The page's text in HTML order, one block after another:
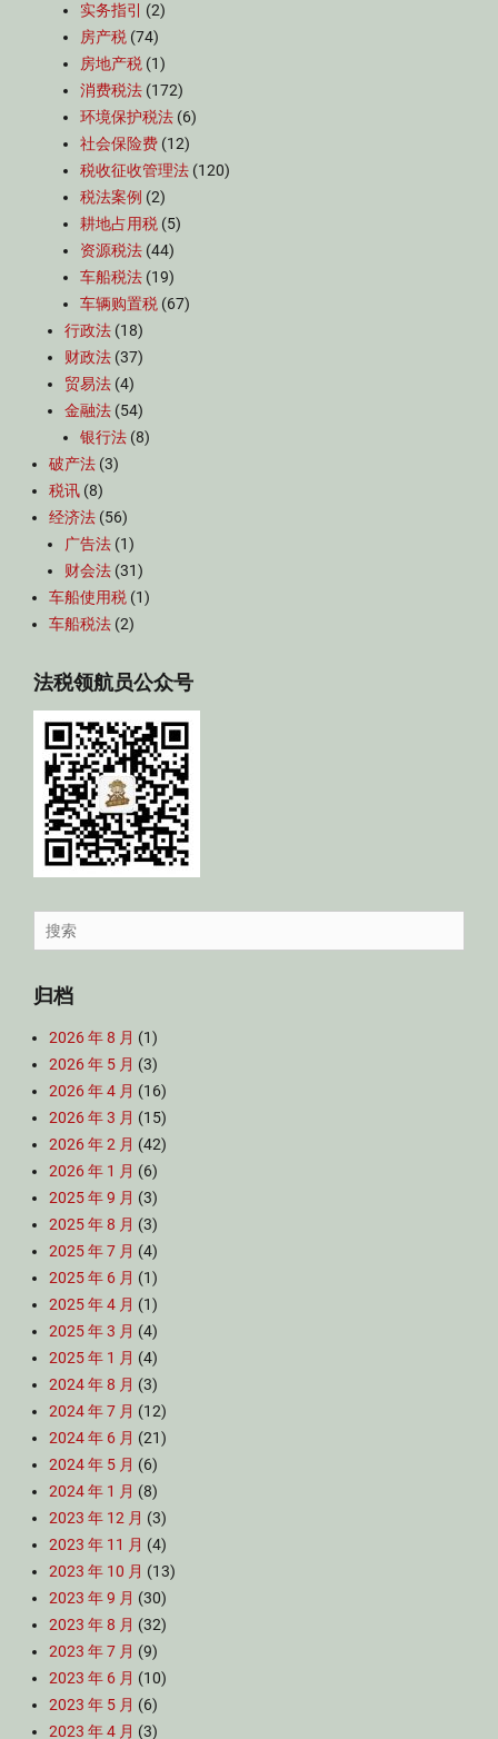
实务指引
(2)
房产税 (74)
房地产税 (1)
消费税法 (172)
环境保护税法 (6)
社会保险费 (12)
税收征收管理法 (120)
税法案例 (2)
耕地占用税 (5)
资源税法 (44)
车船税法 (19)
车辆购置税 (67)
行政法 (18)
财政法 (37)
贸易法 (4)
金融法 (54)
银行法 (8)
破产法 (3)
税讯 (8)
经济法 (56)
广告法 (1)
财会法 (31)
车船使用税 (1)
车船税法 (2)
法税领航员公众号
Search
for:
归档
2026 年 8 月 (1)
2026 年 5 月 (3)
2026 年 4 月 (16)
2026 年 3 月 (15)
2026 年 2 月 (42)
2026 年 1 月 (6)
2025 年 9 月 (3)
2025 年 8 月 (3)
2025 年 7 月 (4)
2025 年 6 月 (1)
2025 年 4 月 (1)
2025 年 3 月 (4)
2025 年 1 月 (4)
2024 年 8 月 (3)
2024 年 7 月 (12)
2024 年 6 月 (21)
2024 年 5 月 (6)
2024 年 1 月 (8)
2023 年 12 月 (3)
2023 年 11 月 (4)
2023 年 10 月 (13)
2023 年 9 月 (30)
2023 年 8 月 (32)
2023 年 7 月 (9)
2023 年 6 月 (10)
2023 年 5 月 (6)
2023 年 4 月 (3)